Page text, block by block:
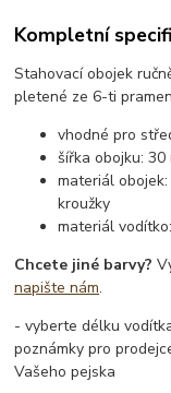
Kompletní
Stahovací obojek
pletené ze 6-ti
vhodné pro
šířka obojku: 30
materiál
kroužky
materiál
Chcete jiné barvy?
napište nám.
- vyberte délku
poznámky pro
Vašeho pejska